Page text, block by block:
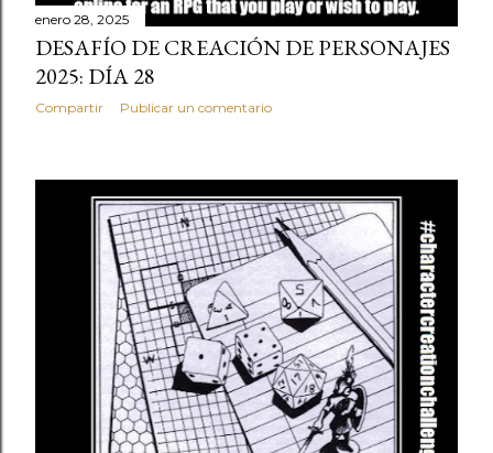
enero 28, 2025
DESAFÍO DE CREACIÓN DE PERSONAJES
2025: DÍA 28
Compartir Publicar un comentario